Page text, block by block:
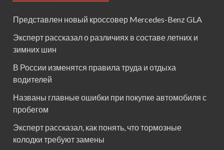
Представлен новый кроссовер Mercedes-Benz GLA
Эксперт рассказал о различиях в составе летних и
зимних шин
В России изменятся правила труда и отдыха
водителей
Названы главные ошибки при покупке автомобиля с
пробегом
Эксперт рассказал, как понять, что тормозные
колодки требуют замены